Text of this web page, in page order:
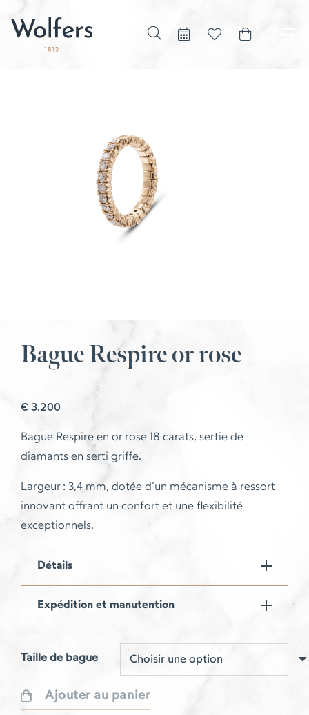
Bague Respire or rose
€3.200
Bague Respire en or rose 18 carats, sertie de
diamants en serti griffe.
Largeur : 3,4 mm, dotée d’un mécanisme à ressort
innovant offrant un confort et une flexibilité
exceptionnels.
Détails
Expédition et manutention
Taille de bague
quantité
Ajouter au panier